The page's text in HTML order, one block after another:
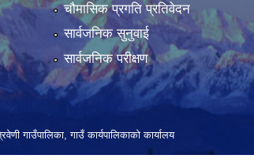
चौमासिक प्रगति प्रतिवेदन
सार्वजनिक सुनुवाई
सार्वजनिक परीक्षण
गाउँपालिका, गाउँ कार्यपालिकाको कार्यालय